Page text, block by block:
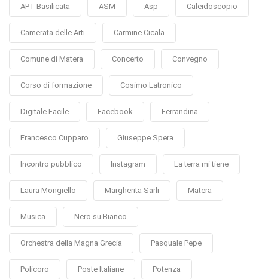
APT Basilicata ASM Asp Caleidoscopio
Camerata delle Arti Carmine Cicala
Comune di Matera Concerto Convegno
Corso di formazione Cosimo Latronico
Digitale Facile Facebook Ferrandina
Francesco Cupparo Giuseppe Spera
Incontro pubblico Instagram La terra mi tiene
Laura Mongiello Margherita Sarli Matera
Musica Nero su Bianco
Orchestra della Magna Grecia Pasquale Pepe
Policoro Poste Italiane Potenza